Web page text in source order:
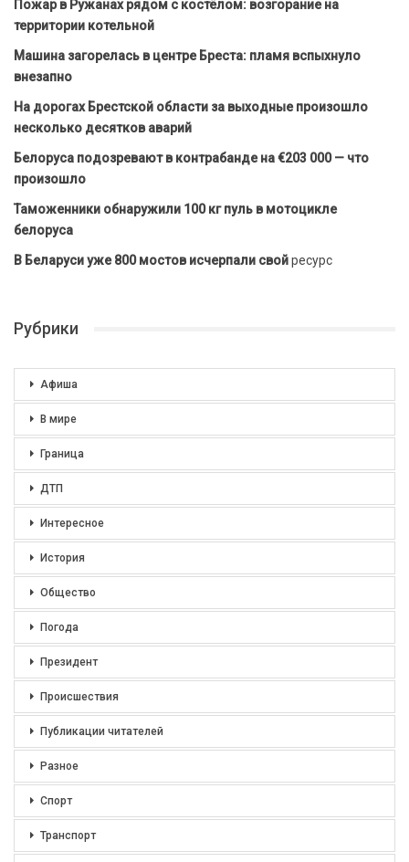
Пожар в Ружанах рядом с костёлом: возгорание на
территории котельной
Машина загорелась в центре Бреста: пламя вспыхнуло
внезапно
На дорогах Брестской области за выходные произошло
несколько десятков аварий
Белоруса подозревают в контрабанде на €203 000 — что
произошло
Таможенники обнаружили 100 кг пуль в мотоцикле
белоруса
В Беларуси уже 800 мостов исчерпали свойресурс
Рубрики
Афиша
В мире
Граница
ДТП
Интересное
История
Общество
Погода
Президент
Происшествия
Публикации читателей
Разное
Спорт
Транспорт